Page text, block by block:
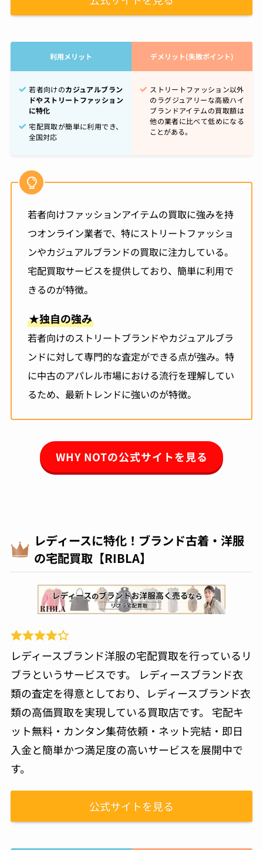
利用メリット デメリット(失敗ポイント)
若者向けのカジュアルブラン
ドやストリートファッション
に特化
宅配買取が簡単に利用でき、
全国対応
ストリートファッション以外
のラグジュアリーな高級ハイ
ブランドアイテムの買取額は
他の業者に比べて低めになる
ことがある。
若者向けファッションアイテムの買取に強みを持
つオンライン業者で、特にストリートファッショ
ンやカジュアルブランドの買取に注力している。
宅配買取サービスを提供しており、簡単に利用で
きるのが特徴。
★独自の強み
若者向けのストリートブランドやカジュアルブラ
ンドに対して専門的な査定ができる点が強み。特
に中古のアパレル市場における流行を理解してい
るため、最新トレンドに強いのが特徴。
WHY NOTの公式サイトを見る
レディースに特化！ブランド古着・洋服
の宅配買取【RIBLA】
レディースブランド洋服の宅配買取を行っているリ
ブラというサービスです。 レディースブランド衣
類の査定を得意としており、レディースブランド衣
類の高価買取を実現している買取店です。 宅配キ
ット無料・カンタン集荷依頼・ネット完結・即日
入金と簡単かつ満足度の高いサービスを展開中で
す。
公式サイトを見る